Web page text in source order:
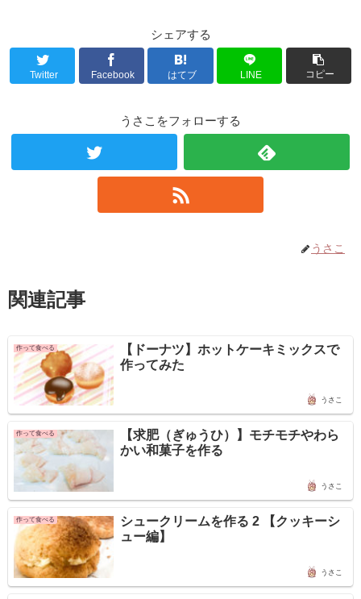
シェアする
Twitter Facebook はてブ LINE コピー
うさこをフォローする
うさこ
関連記事
作って食べる
【ドーナツ】ホットケーキミックスで
作ってみた
うさこ
作って食べる
【求肥（ぎゅうひ）】モチモチやわら
かい和菓子を作る
うさこ
作って食べる
シュークリームを作る 2 【クッキーシ
ュー編】
うさこ